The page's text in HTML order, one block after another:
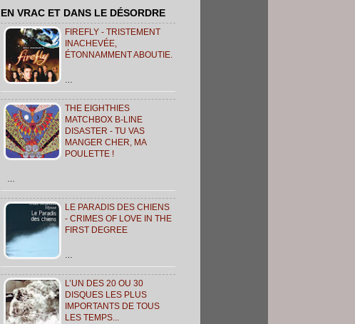
EN VRAC ET DANS LE DÉSORDRE
FIREFLY - TRISTEMENT
INACHEVÉE,
ÉTONNAMMENT ABOUTIE.
THE EIGHTHIES
MATCHBOX B-LINE
DISASTER - TU VAS
MANGER CHER, MA
POULETTE !
LE PARADIS DES CHIENS
- CRIMES OF LOVE IN THE
FIRST DEGREE
L’UN DES 20 OU 30
DISQUES LES PLUS
IMPORTANTS DE TOUS
LES TEMPS...